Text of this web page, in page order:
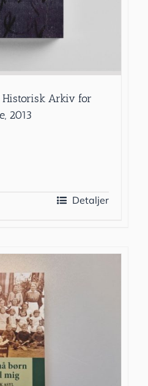
Historisk Arkiv for
2013
Detaljer